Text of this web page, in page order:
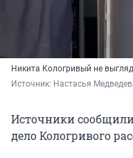
Никита Кологривый не
Источник: Настасья
Источники
дело Кологривого